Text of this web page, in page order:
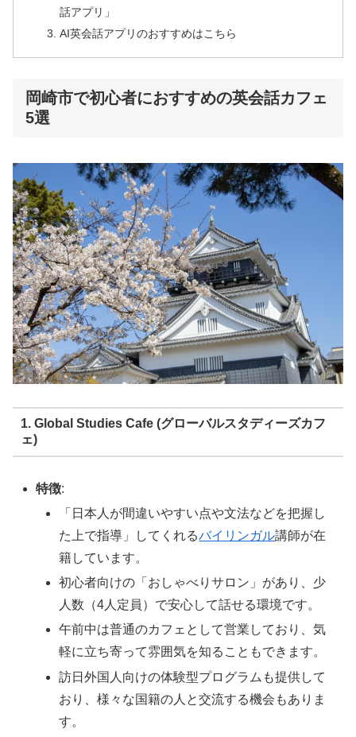
話アプリ」
AI英会話アプリのおすすめはこちら
岡崎市で初心者におすすめの英会話カフェ
5選
1. Global Studies Cafe (グローバルスタディーズカフ
ェ)
特徴:
「日本人が間違いやすい点や文法などを把握し
た上で指導」してくれるバイリンガル講師が在
籍しています。
初心者向けの「おしゃべりサロン」があり、少
人数（4人定員）で安心して話せる環境です。
午前中は普通のカフェとして営業しており、気
軽に立ち寄って雰囲気を知ることもできます。
訪日外国人向けの体験型プログラムも提供して
おり、様々な国籍の人と交流する機会もありま
す。